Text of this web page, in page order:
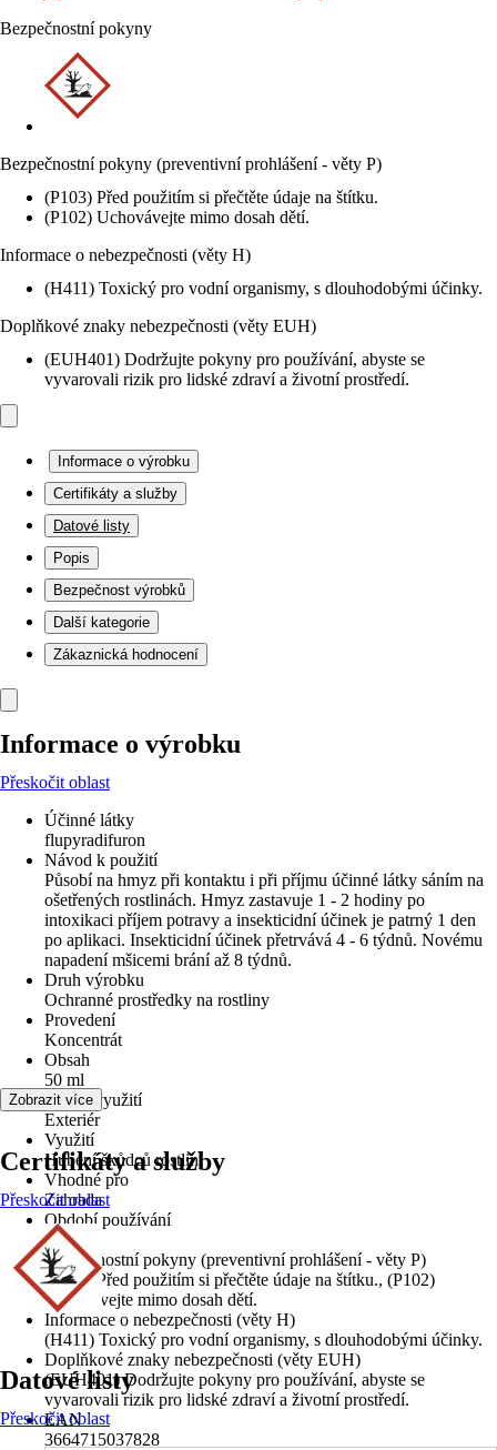
Bezpečnostní pokyny
Bezpečnostní pokyny (preventivní prohlášení - věty P)
(P103) Před použitím si přečtěte údaje na štítku.
(P102) Uchovávejte mimo dosah dětí.
Informace o nebezpečnosti (věty H)
(H411) Toxický pro vodní organismy, s dlouhodobými účinky.
Doplňkové znaky nebezpečnosti (věty EUH)
(EUH401) Dodržujte pokyny pro používání, abyste se
vyvarovali rizik pro lidské zdraví a životní prostředí.
Informace o výrobku
Certifikáty a služby
Datové listy
Popis
Bezpečnost výrobků
Další kategorie
Zákaznická hodnocení
Informace o výrobku
Přeskočit oblast
Účinné látky
flupyradifuron
Návod k použití
Působí na hmyz při kontaktu i při příjmu účinné látky sáním na
ošetřených rostlinách. Hmyz zastavuje 1 - 2 hodiny po
intoxikaci příjem potravy a insekticidní účinek je patrný 1 den
po aplikaci. Insekticidní účinek přetrvává 4 - 6 týdnů. Novému
napadení mšicemi brání až 8 týdnů.
Druh výrobku
Ochranné prostředky na rostliny
Provedení
Koncentrát
Obsah
50 ml
Oblast využití
Exteriér
Využití
Hubení škůdců rostlin
Vhodné pro
Zahrada
Období používání
-
Bezpečnostní pokyny (preventivní prohlášení - věty P)
(P103) Před použitím si přečtěte údaje na štítku., (P102)
Uchovávejte mimo dosah dětí.
Informace o nebezpečnosti (věty H)
(H411) Toxický pro vodní organismy, s dlouhodobými účinky.
Doplňkové znaky nebezpečnosti (věty EUH)
(EUH401) Dodržujte pokyny pro používání, abyste se
vyvarovali rizik pro lidské zdraví a životní prostředí.
EAN
3664715037828
Zobrazit více
Certifikáty a služby
Přeskočit oblast
Datové listy
Přeskočit oblast